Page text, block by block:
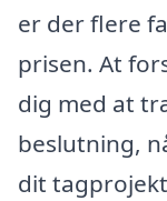
er der flere
prisen. At
dig med at
beslutning,
dit